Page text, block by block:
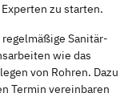
zu starten.
Sanitär-
wie das
von Rohren. Dazu
Termin vereinbaren